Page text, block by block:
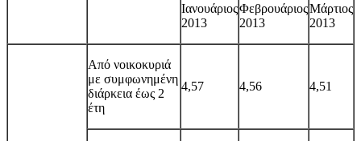
Ιανουάριος
2013
Φεβρουάριος
2013
Μάρτιος
2013
Από νοικοκυριά
με συμφωνημένη
διάρκεια έως 2
έτη
4,57 4,56 4,51